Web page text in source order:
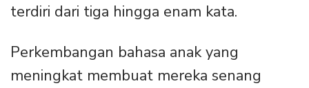
terdiri dari tiga hingga enam kata.
Perkembangan bahasa anak yang
meningkat membuat mereka senang